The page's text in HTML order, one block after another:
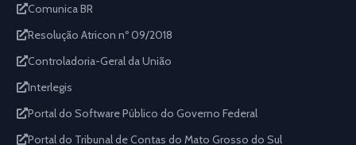
Comunica BR
Resolução Atricon nº 09/2018
Controladoria-Geral da União
Interlegis
Portal do Software Público do Governo Federal
Portal do Tribunal de Contas do Mato Grosso do Sul